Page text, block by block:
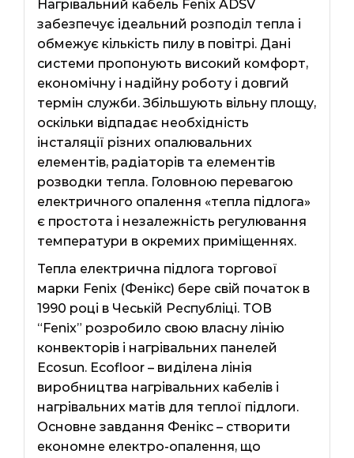
Нагрівальний кабель Fenix ​​ADSV
забезпечує ідеальний розподіл тепла і
обмежує кількість пилу в повітрі. Дані
системи пропонують високий комфорт,
економічну і надійну роботу і довгий
термін служби. Збільшують вільну площу,
оскільки відпадає необхідність
інсталяції різних опалювальних
елементів, радіаторів та елементів
розводки тепла. Головною перевагою
електричного опалення «тепла підлога»
є простота і незалежність регулювання
температури в окремих приміщеннях.
Тепла електрична підлога торгової
марки Fenix ​​(Фенікс) бере свій початок в
1990 році в Чеській Республіці. ТОВ
“Fenix” розробило свою власну лінію
конвекторів і нагрівальних панелей
Ecosun. Ecofloor – виділена лінія
виробництва нагрівальних кабелів і
нагрівальних матів для теплої підлоги.
Основне завдання Фенікс – створити
економне електро-опалення, що